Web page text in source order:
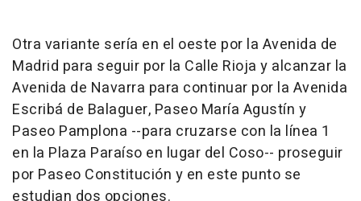
Otra variante sería en el oeste por la Avenida de
Madrid para seguir por la Calle Rioja y alcanzar la
Avenida de Navarra para continuar por la Avenida
Escribá de Balaguer, Paseo María Agustín y
Paseo Pamplona --para cruzarse con la línea 1
en la Plaza Paraíso en lugar del Coso-- proseguir
por Paseo Constitución y en este punto se
estudian dos opciones.